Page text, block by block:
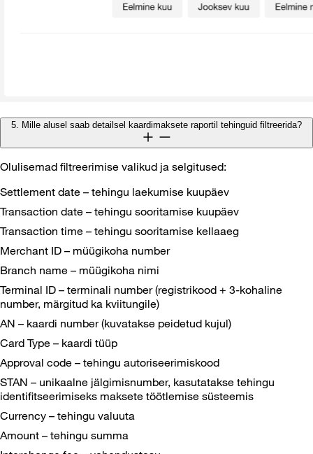
5. Mille alusel saab detailsel kaardimaksete raportil tehinguid filtreerida?
Olulisemad filtreerimise valikud ja selgitused:
Settlement date – tehingu laekumise kuupäev
Transaction date – tehingu sooritamise kuupäev
Transaction time – tehingu sooritamise kellaaeg
Merchant ID – müügikoha number
Branch name – müügikoha nimi
Terminal ID – terminali number (registrikood + 3-kohaline
number, märgitud ka kviitungile)
AN – kaardi number (kuvatakse peidetud kujul)
Card Type – kaardi tüüp
Approval code – tehingu autoriseerimiskood
STAN – unikaalne jälgimisnumber, kasutatakse tehingu
identifitseerimiseks maksete töötlemise süsteemis
Currency – tehingu valuuta
Amount – tehingu summa